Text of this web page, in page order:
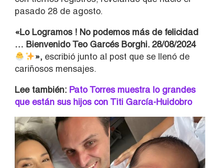
pasado 28 de agosto.
«Lo Logramos ! No podemos más de felicidad
… Bienvenido Teo Garcés Borghi. 28/08/2024
», escribió junto al post que se llenó de
cariñosos mensajes.
Lee también: Pato Torres muestra lo grandes
que están sus hijos con Titi García-Huidobro